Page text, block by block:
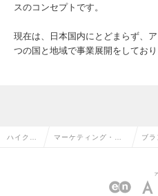
スのコンセプトです。
現在は、日本国内にとどまらず、
つの国と地域で事業展開をしており
ハイクラ マーケティング・販 ブラ
の